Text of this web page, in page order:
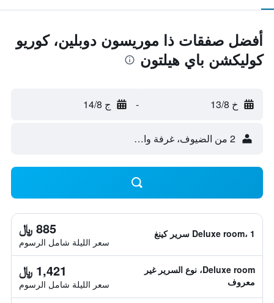
أفضل صفقات ذا موريسون دوبلين، كوريو
كوليكشن باي هيلتون
خ 13/8 - ج 14/8
2 من الضيوف، غرفة واحدة
Deluxe room، 1 سرير كينغ 885 ﷼
سعر الليلة شامل الرسوم
Deluxe room، نوع السرير غير
معروف
1,421 ﷼
سعر الليلة شامل الرسوم